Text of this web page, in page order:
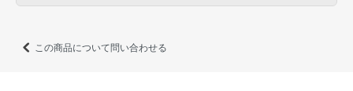
この商品について問い合わせる